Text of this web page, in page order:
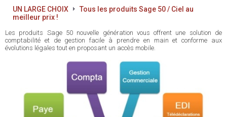
UN LARGE CHOIX
Tous les produits Sage 50 / Ciel au
meilleur prix !
Les produits Sage 50 nouvelle génération vous offrent une solution de
comptabilité et de gestion facile à prendre en main et conforme aux
évolutions légales tout en proposant un accès mobile.